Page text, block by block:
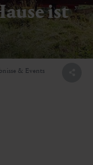
ist
& Events